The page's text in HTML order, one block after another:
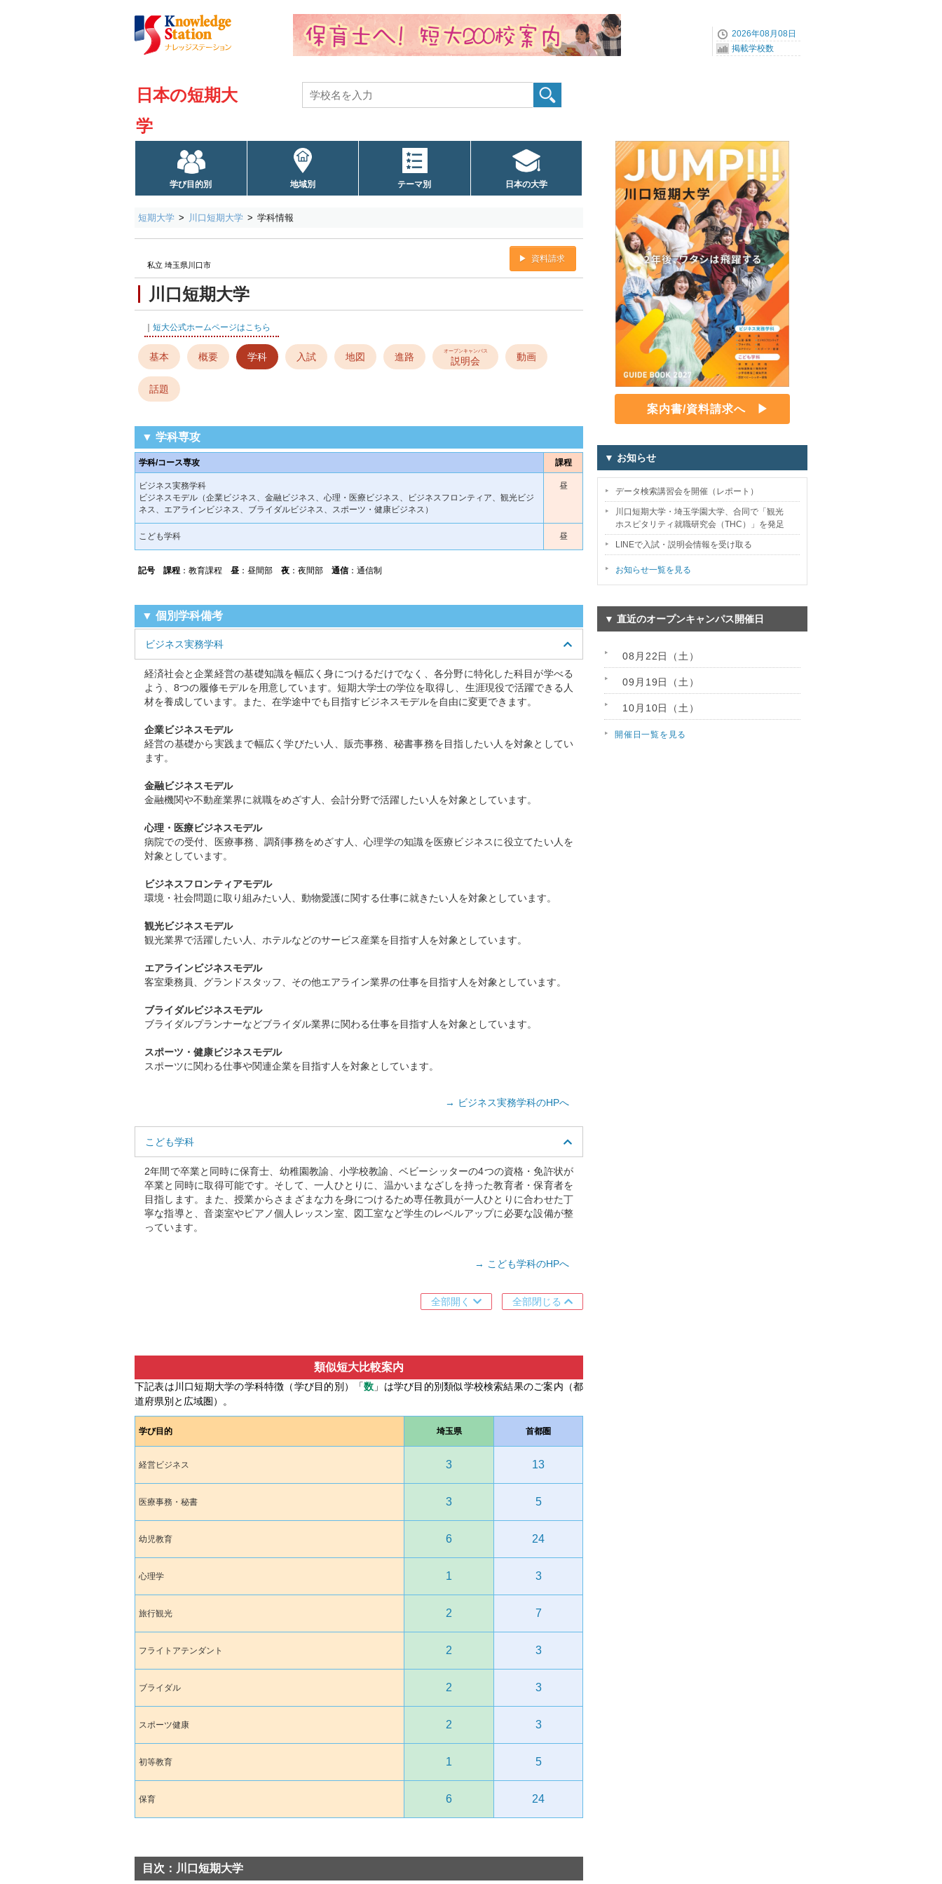
2026年08月08日
掲載学校数
日本の短期大
学
学び目的別 地域別 テーマ別 日本の大学
短期大学 川口短期大学 学科情報
川口短期大学
私立 埼玉県川口市
資料請求
短大公式ホームページはこちら
基本 概要 学科 入試 地図 進路
オープンキャンパス
説明会 動画
話題
▼ 学科専攻
学科/コース専攻 課程
ビジネス実務学科
ビジネスモデル（企業ビジネス、金融ビジネス、心理・医療ビジネス、ビジネスフロンティア、観光ビジ
ネス、エアラインビジネス、ブライダルビジネス、スポーツ・健康ビジネス）
昼
こども学科 昼
記号 課程 ：教育課程 昼 ：昼間部 夜 ：夜間部 通信：通信制
▼ 個別学科備考
ビジネス実務学科
経済社会と企業経営の基礎知識を幅広く身につけるだけでなく、各分野に特化した科目が学べる
よう、8つの履修モデルを用意しています。短期大学士の学位を取得し、生涯現役で活躍できる人
材を養成しています。また、在学途中でも目指すビジネスモデルを自由に変更できます。
企業ビジネスモデル
経営の基礎から実践まで幅広く学びたい人、販売事務、秘書事務を目指したい人を対象としてい
ます。
金融ビジネスモデル
金融機関や不動産業界に就職をめざす人、会計分野で活躍したい人を対象としています。
心理・医療ビジネスモデル
病院での受付、医療事務、調剤事務をめざす人、心理学の知識を医療ビジネスに役立てたい人を
対象としています。
ビジネスフロンティアモデル
環境・社会問題に取り組みたい人、動物愛護に関する仕事に就きたい人を対象としています。
観光ビジネスモデル
観光業界で活躍したい人、ホテルなどのサービス産業を目指す人を対象としています。
エアラインビジネスモデル
客室乗務員、グランドスタッフ、その他エアライン業界の仕事を目指す人を対象としています。
ブライダルビジネスモデル
ブライダルプランナーなどブライダル業界に関わる仕事を目指す人を対象としています。
スポーツ・健康ビジネスモデル
スポーツに関わる仕事や関連企業を目指す人を対象としています。
→ ビジネス実務学科のHPへ
こども学科
2年間で卒業と同時に保育士、幼稚園教諭、小学校教諭、ベビーシッターの4つの資格・免許状が
卒業と同時に取得可能です。そして、一人ひとりに、温かいまなざしを持った教育者・保育者を
目指します。また、授業からさまざまな力を身につけるため専任教員が一人ひとりに合わせた丁
寧な指導と、音楽室やピアノ個人レッスン室、図工室など学生のレベルアップに必要な設備が整
っています。
→ こども学科のHPへ
全部開く 全部閉じる
類似短大比較案内
下記表は川口短期大学の学科特徴（学び目的別）「数 」は学び目的別類似学校検索結果のご案内（都
道府県別と広域圏）。
学び目的 埼玉県 首都圏
経営ビジネス 3 13
医療事務・秘書 3 5
幼児教育 6 24
心理学 1 3
旅行観光 2 7
フライトアテンダント 2 3
ブライダル 2 3
スポーツ健康 2 3
初等教育 1 5
保育 6 24
目次：川口短期大学
案内書/資料請求へ
▼ お知らせ
データ検索講習会を開催（レポート）
川口短期大学・埼玉学園大学、合同で「観光
ホスピタリティ就職研究会（THC）」を発足
LINEで入試・説明会情報を受け取る
お知らせ一覧を見る
▼ 直近のオープンキャンパス開催日
08月22日（ 土 ）
09月19日（ 土 ）
10月10日（ 土 ）
開催日一覧を見る